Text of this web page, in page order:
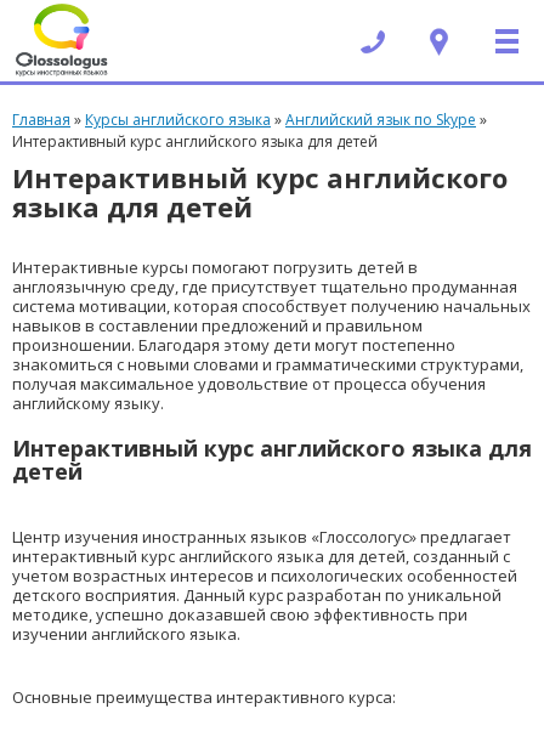
Вы здесь
Главная » Курсы английского языка »Английский язык по Skype »
Интерактивный курс английского языка для детей
Интерактивный курс английского
языка для детей
Интерактивные курсы помогают погрузить детей в
англоязычную среду, где присутствует тщательно продуманная
система мотивации, которая способствует получению начальных
навыков в составлении предложений и правильном
произношении. Благодаря этому дети могут постепенно
знакомиться с новыми словами и грамматическими структурами,
получая максимальное удовольствие от процесса обучения
английскому языку.
Интерактивный курс английского языка для
детей
Центр изучения иностранных языков «Глоссологус» предлагает
интерактивный курс английского языка для детей, созданный с
учетом возрастных интересов и психологических особенностей
детского восприятия. Данный курс разработан по уникальной
методике, успешно доказавшей свою эффективность при
изучении английского языка.
Основные преимущества интерактивного курса: